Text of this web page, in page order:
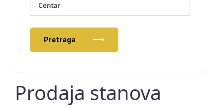
Centar
Pretraga
Prodaja stanova